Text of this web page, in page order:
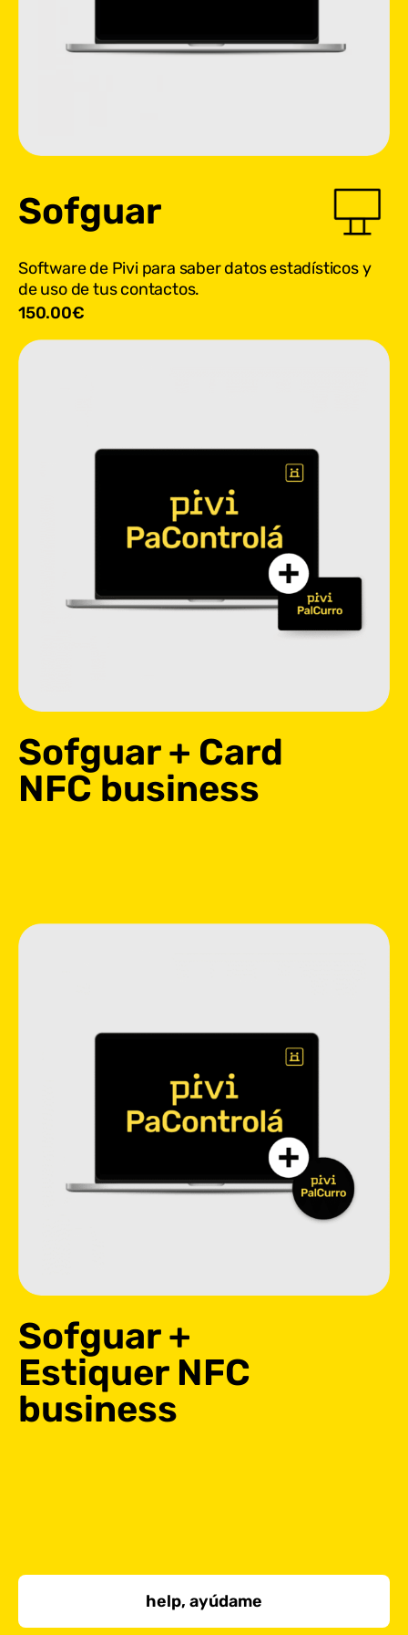
Sofguar
Software de Pivi para saber datos estadísticos y
de uso de tus contactos.
150.00€
Sofguar + Card
NFC business
Sofguar +
Estiquer NFC
business
help, ayúdame